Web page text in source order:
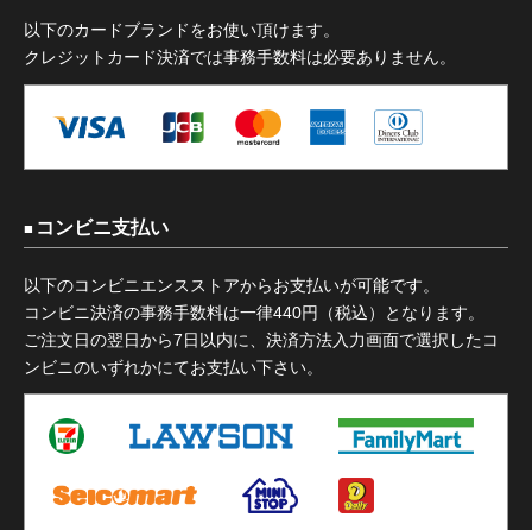
以下のカードブランドをお使い頂けます。
クレジットカード決済では事務手数料は必要ありません。
コンビニ支払い
以下のコンビニエンスストアからお支払いが可能です。
コンビニ決済の事務手数料は一律440円（税込）となります。
ご注文日の翌日から7日以内に、決済方法入力画面で選択したコ
ンビニのいずれかにてお支払い下さい。